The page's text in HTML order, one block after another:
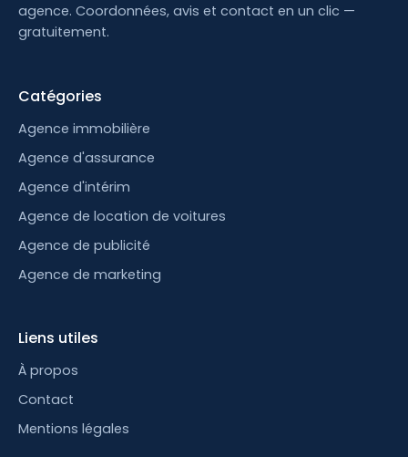
agence. Coordonnées, avis et contact en un clic —
gratuitement.
Catégories
Agence immobilière
Agence d'assurance
Agence d'intérim
Agence de location de voitures
Agence de publicité
Agence de marketing
Liens utiles
À propos
Contact
Mentions légales